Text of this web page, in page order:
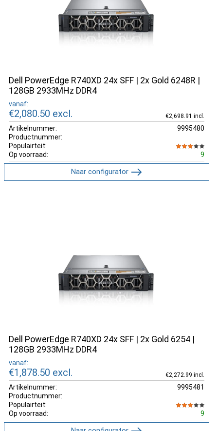
Dell PowerEdge R740XD 24x SFF | 2x Gold 6248R |
128GB 2933MHz DDR4
vanaf:
€2,080.50 excl. €2,698.91 incl.
Artikelnummer:
9995480
Productnummer:
Populairteit:
Op voorraad:
9
Naar configurator
Dell PowerEdge R740XD 24x SFF | 2x Gold 6254 |
128GB 2933MHz DDR4
vanaf:
€1,878.50 excl. €2,272.99 incl.
Artikelnummer:
9995481
Productnummer:
Populairteit:
Op voorraad:
9